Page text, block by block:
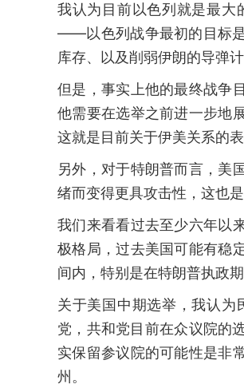
我认为目前以色列就是最大
——以色列战争最初的目标
库存、以及削弱伊朗的导弹
但是，事实上他的最终战争
他需要在选举之前进一步地
这就是目前关于伊美关系的表
另外，对于特朗普而言，美
绪而变得更具攻击性，这也
我们来看看过去至少六年以
极格局，过去美国可能有稳
间内，特别是在特朗普执政
关于美国中期选举，我认为
党，共和党目前在众议院的
实保留参议院的可能性是非
州。